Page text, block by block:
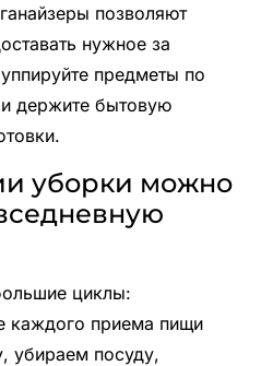
позволяют
нужное за
предметы по
и держите бытовую
уборки можно
циклы:
каждого приема пищи
убираем посуду,